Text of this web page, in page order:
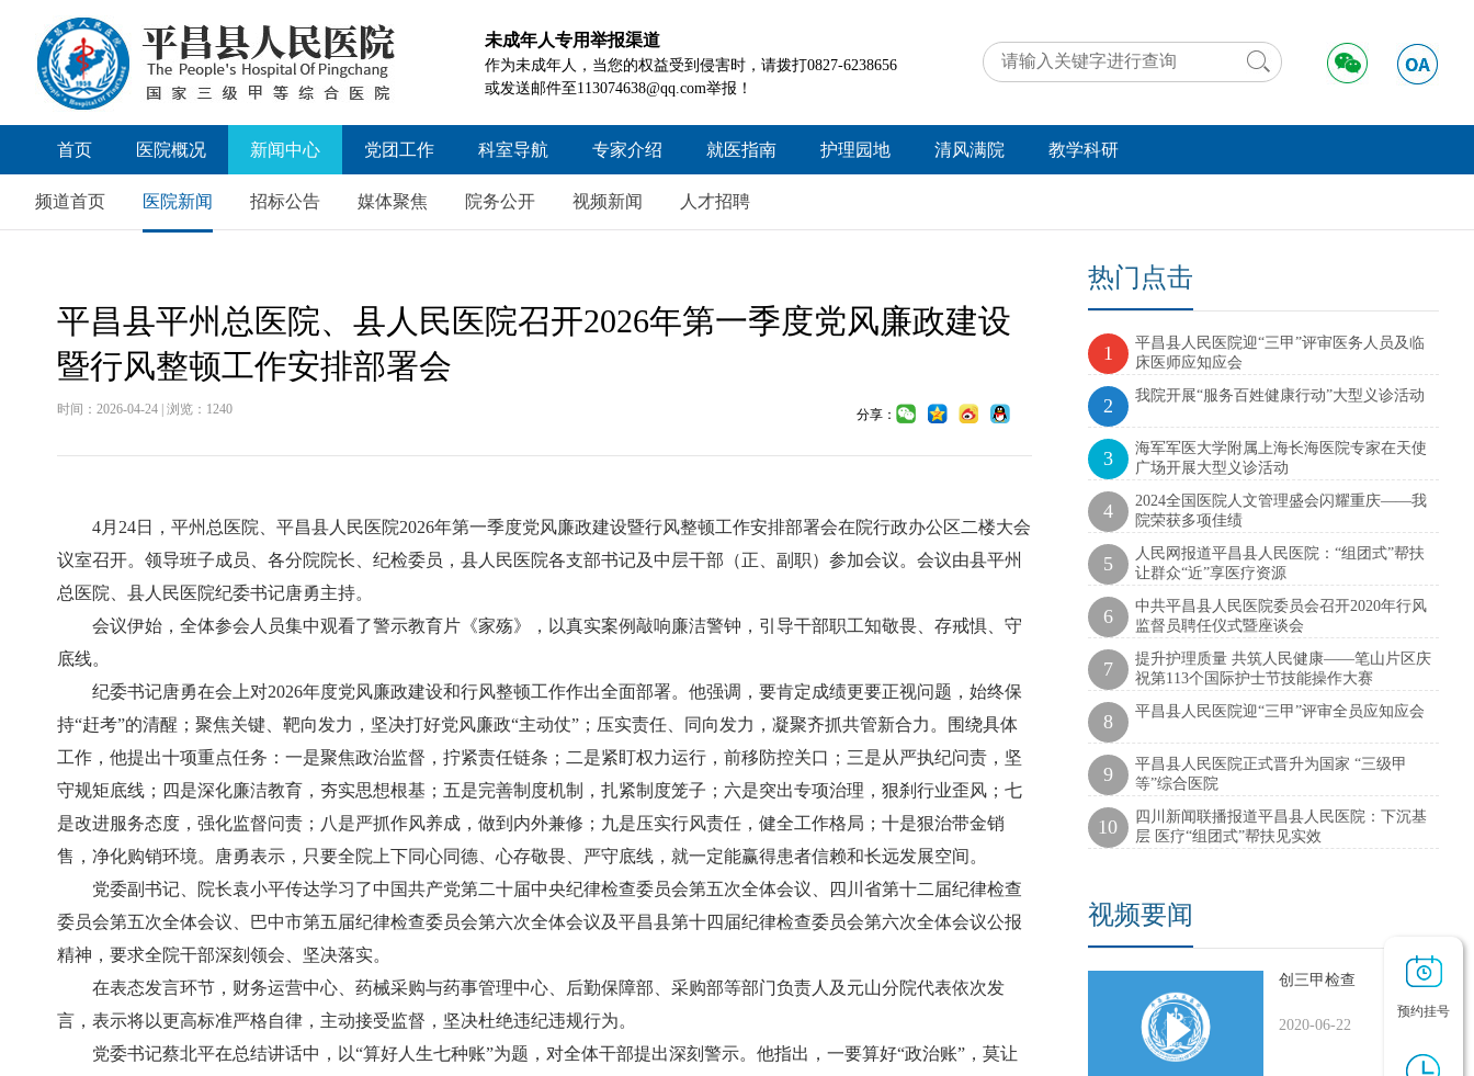
预约挂号
未成年人专用举报渠道
作为未成年人，当您的权益受到侵害时，请拨打0827-6238656
或发送邮件至113074638@qq.com举报！
首页 医院概况
医院简介
领导团队
医院文化
医院荣誉
新闻中心
医院新闻
招标公告
院务公开
视频新闻
党团工作
党委工作
科室导航
院本部
信义院区
专家介绍 就医指南
就医须知
门诊时间
诊疗项目查询
当天挂号
报告查询
特色医疗
留言反馈
护理园地
护理资讯
清风满院
好人好事
投诉举报
教学科研
学术交流
远程医疗
资料下载
实习进修
频道首页 医院新闻 招标公告 媒体聚焦 院务公开 视频新闻 人才招聘
平昌县平州总医院、县人民医院召开2026年第一季度党风廉政建设
暨行风整顿工作安排部署会
时间：2026-04-24 | 浏览：1240 分享：
4月24日，平州总医院、平昌县人民医院2026年第一季度党风廉政建设暨行风整顿工作安排部署会在院行政办公区二楼大会
议室召开。领导班子成员、各分院院长、纪检委员，县人民医院各支部书记及中层干部（正、副职）参加会议。会议由县平州
总医院、县人民医院纪委书记唐勇主持。
会议伊始，全体参会人员集中观看了警示教育片《家殇》，以真实案例敲响廉洁警钟，引导干部职工知敬畏、存戒惧、守
底线。
纪委书记唐勇在会上对2026年度党风廉政建设和行风整顿工作作出全面部署。他强调，要肯定成绩更要正视问题，始终保
持“赶考”的清醒；聚焦关键、靶向发力，坚决打好党风廉政“主动仗”；压实责任、同向发力，凝聚齐抓共管新合力。围绕具体
工作，他提出十项重点任务：一是聚焦政治监督，拧紧责任链条；二是紧盯权力运行，前移防控关口；三是从严执纪问责，坚
守规矩底线；四是深化廉洁教育，夯实思想根基；五是完善制度机制，扎紧制度笼子；六是突出专项治理，狠刹行业歪风；七
是改进服务态度，强化监督问责；八是严抓作风养成，做到内外兼修；九是压实行风责任，健全工作格局；十是狠治带金销
售，净化购销环境。唐勇表示，只要全院上下同心同德、心存敬畏、严守底线，就一定能赢得患者信赖和长远发展空间。
党委副书记、院长袁小平传达学习了中国共产党第二十届中央纪律检查委员会第五次全体会议、四川省第十二届纪律检查
委员会第五次全体会议、巴中市第五届纪律检查委员会第六次全体会议及平昌县第十四届纪律检查委员会第六次全体会议公报
精神，要求全院干部深刻领会、坚决落实。
在表态发言环节，财务运营中心、药械采购与药事管理中心、后勤保障部、采购部等部门负责人及元山分院代表依次发
言，表示将以更高标准严格自律，主动接受监督，坚决杜绝违纪违规行为。
党委书记蔡北平在总结讲话中，以“算好人生七种账”为题，对全体干部提出深刻警示。他指出，一要算好“政治账”，莫让
热门点击
1
平昌县人民医院迎“三甲”评审医务人员及临
床医师应知应会
2 我院开展“服务百姓健康行动”大型义诊活动
3
海军军医大学附属上海长海医院专家在天使
广场开展大型义诊活动
4
2024全国医院人文管理盛会闪耀重庆——我
院荣获多项佳绩
5
人民网报道平昌县人民医院：“组团式”帮扶
让群众“近”享医疗资源
6
中共平昌县人民医院委员会召开2020年行风
监督员聘任仪式暨座谈会
7
提升护理质量 共筑人民健康——笔山片区庆
祝第113个国际护士节技能操作大赛
8 平昌县人民医院迎“三甲”评审全员应知应会
9
平昌县人民医院正式晋升为国家 “三级甲
等”综合医院
10
四川新闻联播报道平昌县人民医院：下沉基
层 医疗“组团式”帮扶见实效
视频要闻
创三甲检查
2020-06-22